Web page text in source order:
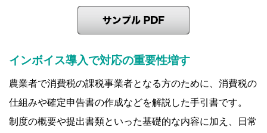
インボイス導入で対応の重要性増す
農業者で消費税の課税事業者となる方のために、消費税の
仕組みや確定申告書の作成などを解説した手引書です。
制度の概要や提出書類といった基礎的な内容に加え、日常